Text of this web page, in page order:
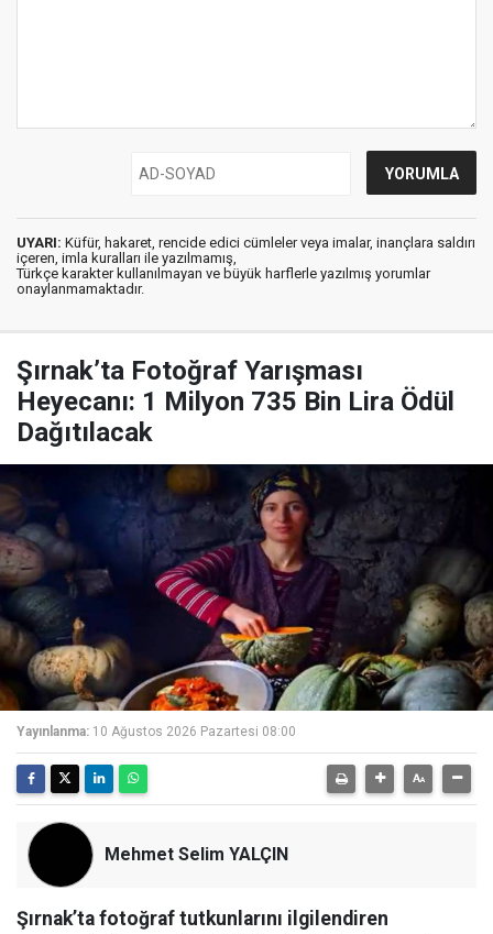
UYARI: Küfür, hakaret, rencide edici cümleler veya imalar, inançlara saldırı
içeren, imla kuralları ile yazılmamış,
Türkçe karakter kullanılmayan ve büyük harflerle yazılmış yorumlar
onaylanmamaktadır.
Şırnak’ta Fotoğraf Yarışması
Heyecanı: 1 Milyon 735 Bin Lira Ödül
Dağıtılacak
Yayınlanma: 10 Ağustos 2026 Pazartesi 08:00
Mehmet Selim YALÇIN
Şırnak’ta fotoğraf tutkunlarını ilgilendiren